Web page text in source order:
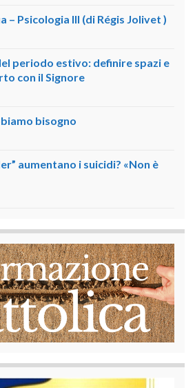
Psicologia III (di Régis Jolivet )
periodo estivo: definire spazi e
con il Signore
bisogno
aumentano i suicidi? «Non è